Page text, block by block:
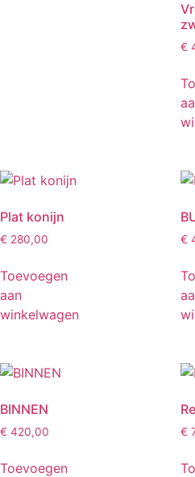
€
Plat konijn
€ 280,00
Toevoegen
aan
winkelwagen
€
BINNEN
€ 420,00
Toevoegen
€